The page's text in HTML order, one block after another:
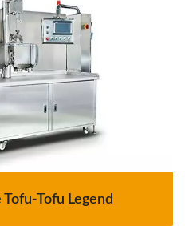
Tofu Legend